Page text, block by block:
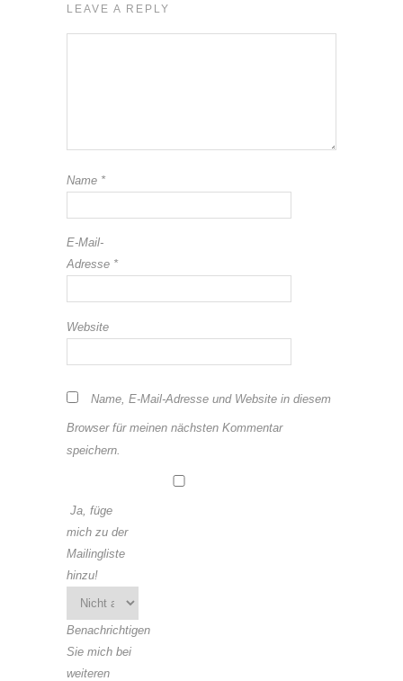
LEAVE A REPLY
Name *
E-Mail-
Adresse *
Website
Name, E-Mail-Adresse und Website in diesem
Browser für meinen nächsten Kommentar
speichern.
Ja, füge
mich zu der
Mailingliste
hinzu!
Benachrichtigen
Sie mich bei
weiteren